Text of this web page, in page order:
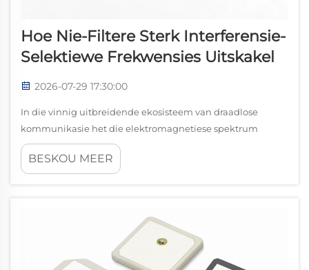
Hoe Nie-Filtere Sterk Interferensie-
Selektiewe Frekwensies Uitskakel
2026-07-29 17:30:00
In die vinnig uitbreidende ekosisteem van draadlose
kommunikasie het die elektromagnetiese spektrum
toenemend vol geword. Met die gelyktydige
implementering van 5G-netwerke, IoT-toestelle,
BESKOU MEER